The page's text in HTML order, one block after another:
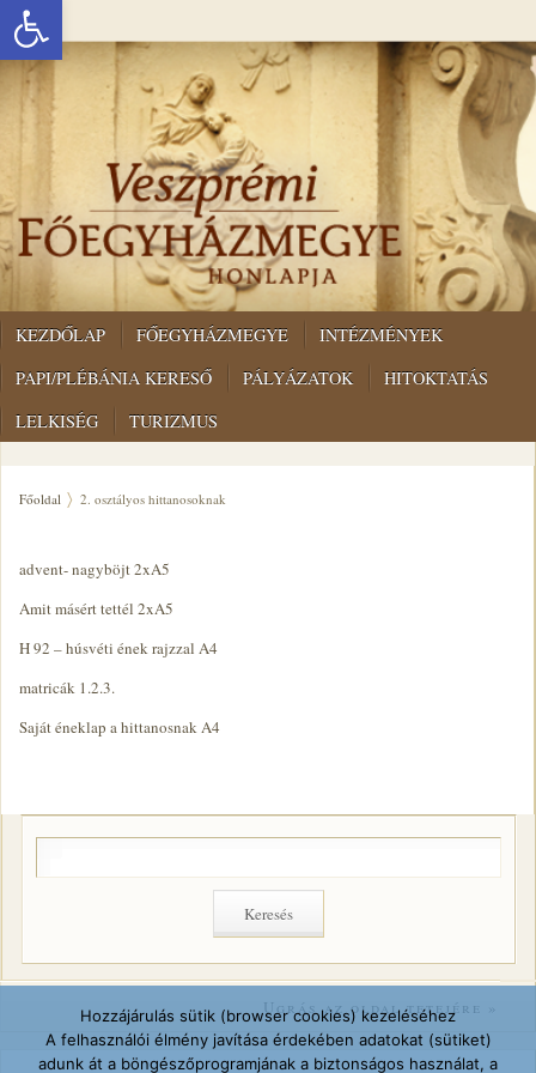
KEZDŐLAP FŐEGYHÁZMEGYE
INTÉZMÉNYEK
PAPI/PLÉBÁNIA KERESŐ
PÁLYÁZATOK
HITOKTATÁS
LELKISÉG
TURIZMUS
Főoldal 2. osztályos hittanosoknak
advent- nagyböjt 2xA5
Amit másért tettél 2xA5
H 92 – húsvéti ének rajzzal A4
matricák 1.2.3.
Saját éneklap a hittanosnak A4
Ugrás az oldal tetejére »
Hozzájárulás sütik (browser cookies) kezeléséhez
A felhasználói élmény javítása érdekében adatokat (sütiket)
adunk át a böngészőprogramjának a biztonságos használat, a